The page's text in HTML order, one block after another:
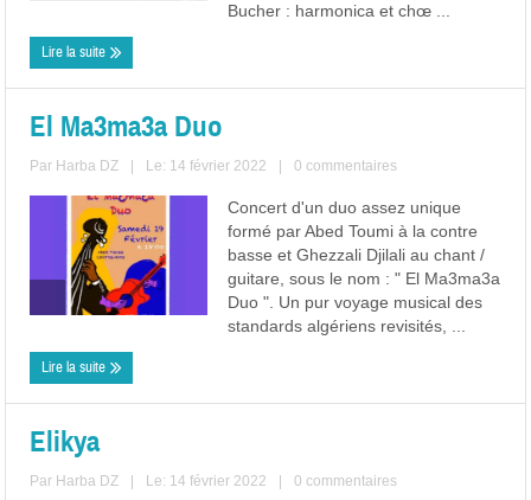
Bucher : harmonica et chœ ...
Lire la suite
El Ma3ma3a Duo
Par Harba DZ Le: 14 février 2022 0 commentaires
Concert d'un duo assez unique
formé par Abed Toumi à la contre
basse et Ghezzali Djilali au chant /
guitare, sous le nom : " El Ma3ma3a
Duo ". Un pur voyage musical des
standards algériens revisités, ...
Lire la suite
Elikya
Par Harba DZ Le: 14 février 2022 0 commentaires